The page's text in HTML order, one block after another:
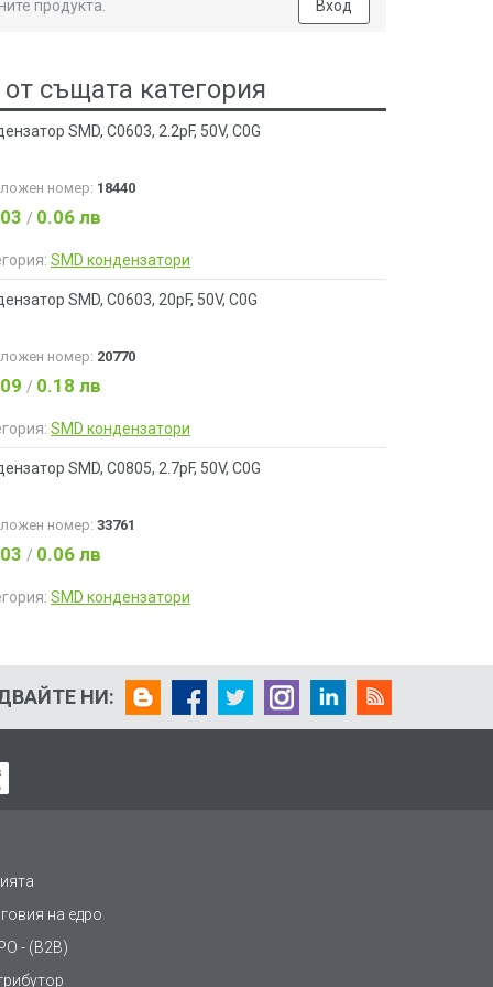
продукта. Вход
същата категория
SMD, C0603, 2.2pF, 50V, C0G
номер: 18440
/ 0.06 лв
SMD кондензатори
SMD, C0603, 20pF, 50V, C0G
номер: 20770
/ 0.18 лв
SMD кондензатори
SMD, C0805, 2.7pF, 50V, C0G
номер: 33761
/ 0.06 лв
SMD кондензатори
НИ:
на едро
- (B2B)